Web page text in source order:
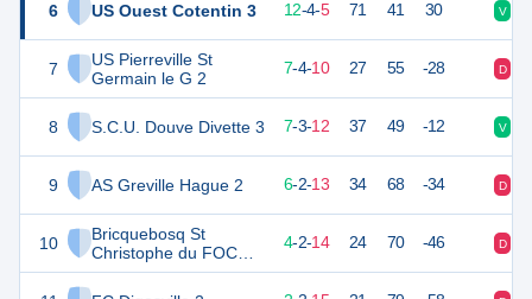
6 US Ouest Cotentin 3
7
US Pierreville St
Germain le G 2
8 S.C.U. Douve Divette 3
9 AS Greville Hague 2
10
Bricquebosq St
Christophe du FOC
Grosville Sports 2
39 22 12-4-5 71 41 30 V
24 7-4-10 27 55 -28 D
24 22 7-3-12 37 49 -12 V
19 6-2-13 34 68 -34 D
12 4-2-14 24 70 -46 D